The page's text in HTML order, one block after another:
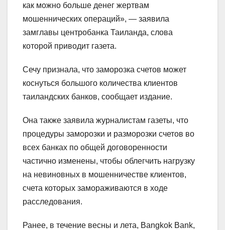
как можно больше денег жертвам
мошеннических операций», — заявила
замглавы центробанка Таиланда, слова
которой приводит газета.
Сечу признала, что заморозка счетов может
коснуться большого количества клиентов
таиландских банков, сообщает издание.
Она также заявила журналистам газеты, что
процедуры заморозки и разморозки счетов во
всех банках по общей договоренности
частично изменены, чтобы облегчить нагрузку
на невиновных в мошенничестве клиентов,
счета которых замораживаются в ходе
расследования.
Ранее, в течение весны и лета, Bangkok Bank,